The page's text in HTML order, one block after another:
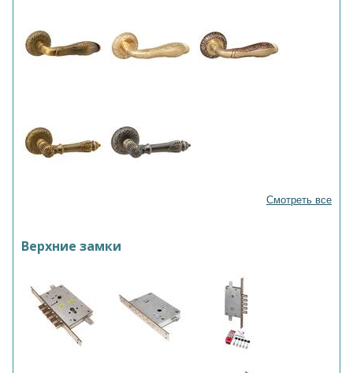
Смотреть все
Верхние замки